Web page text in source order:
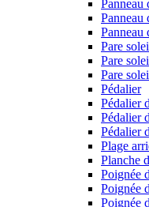
Panneau
Panneau
Panneau
Pare
Pare
Pare
Pédalier
Pédalier
Pédalier
Pédalier
Plage
Planche
Poignée
Poignée
Poignée